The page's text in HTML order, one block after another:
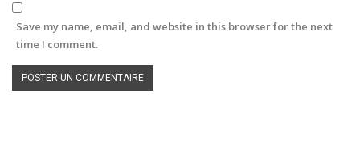
Save my name, email, and website in this browser for the next
time I comment.